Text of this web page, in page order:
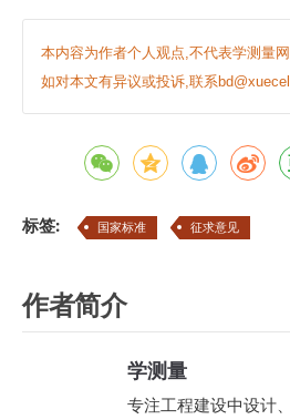
本内容为作者个人观点,不代表学测量网
如对本文有异议或投诉,联系
标签: 国家标准 征求意见
作者简介
学测量
专注工程建设中设计